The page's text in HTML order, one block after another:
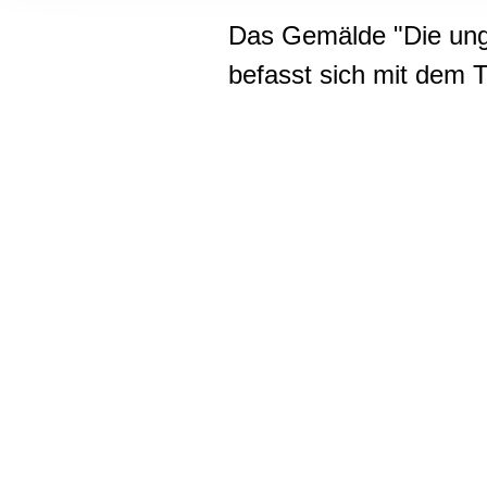
und Analysen weiter.
zusammen, die Sie
gesammelt haben.
Das Gemälde "Die
befasst sich mit dem